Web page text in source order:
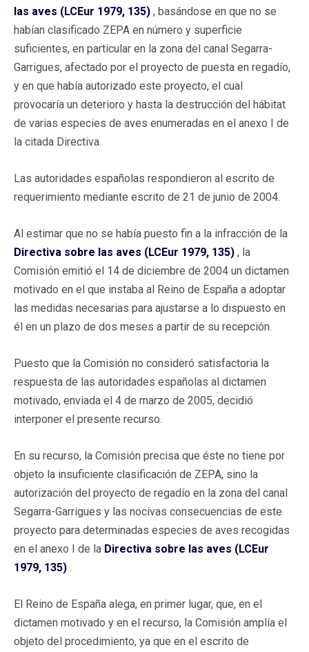
las aves (LCEur 1979, 135) , basándose en que no se
habían clasificado ZEPA en número y superficie
suficientes, en particular en la zona del canal Segarra-
Garrigues, afectado por el proyecto de puesta en regadío,
y en que había autorizado este proyecto, el cual
provocaría un deterioro y hasta la destrucción del hábitat
de varias especies de aves enumeradas en el anexo I de
la citada Directiva.
Las autoridades españolas respondieron al escrito de
requerimiento mediante escrito de 21 de junio de 2004.
Al estimar que no se había puesto fin a la infracción de la
Directiva sobre las aves (LCEur 1979, 135) , la
Comisión emitió el 14 de diciembre de 2004 un dictamen
motivado en el que instaba al Reino de España a adoptar
las medidas necesarias para ajustarse a lo dispuesto en
él en un plazo de dos meses a partir de su recepción.
Puesto que la Comisión no consideró satisfactoria la
respuesta de las autoridades españolas al dictamen
motivado, enviada el 4 de marzo de 2005, decidió
interponer el presente recurso.
En su recurso, la Comisión precisa que éste no tiene por
objeto la insuficiente clasificación de ZEPA, sino la
autorización del proyecto de regadío en la zona del canal
Segarra-Garrigues y las nocivas consecuencias de este
proyecto para determinadas especies de aves recogidas
en el anexo I de la Directiva sobre las aves (LCEur
1979, 135) .
El Reino de España alega, en primer lugar, que, en el
dictamen motivado y en el recurso, la Comisión amplía el
objeto del procedimiento, ya que en el escrito de